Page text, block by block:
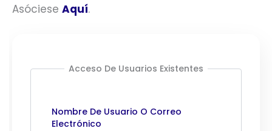
Asóciese Aquí.
Acceso De Usuarios Existentes
Nombre De Usuario O Correo
Electrónico